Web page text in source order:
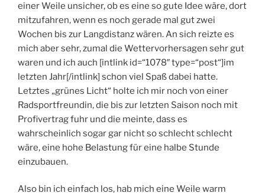
einer Weile unsicher, ob es eine so gute Idee wäre, dort
mitzufahren, wenn es noch gerade mal gut zwei
Wochen bis zur Langdistanz wären. An sich reizte es
mich aber sehr, zumal die Wettervorhersagen sehr gut
waren und ich auch [intlink id=“1078″ type=“post“]im
letzten Jahr[/intlink] schon viel Spaß dabei hatte.
Letztes „grünes Licht“ holte ich mir noch von einer
Radsportfreundin, die bis zur letzten Saison noch mit
Profivertrag fuhr und die meinte, dass es
wahrscheinlich sogar gar nicht so schlecht schlecht
wäre, eine hohe Belastung für eine halbe Stunde
einzubauen.
Also bin ich einfach los, hab mich eine Weile warm